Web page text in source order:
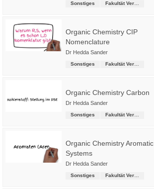
Sonstiges
Organic Chemistry CIP
Nomenclature
Dr Hedda Sander
Sonstiges
Organic Chemistry Carbon
Dr Hedda Sander
Sonstiges
Organic Chemistry Aromatic
Systems
Dr Hedda Sander
Sonstiges